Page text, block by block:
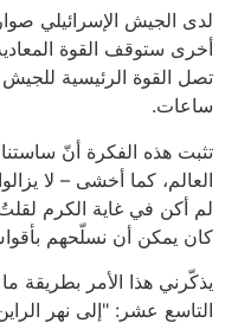
لدى الجيش الإسرائيلي
أخرى ستوقف القوة
تصل القوة الرئيسية للجيش
ساعات.
تثبت هذه الفكرة أنّ
العالم، كما أخشى – لا
لم أكن في غاية الكرم
كان يمكن أن نسلّحهم
يذكّرني هذا الأمر بطريقة
التاسع عشر: "إلى نهر